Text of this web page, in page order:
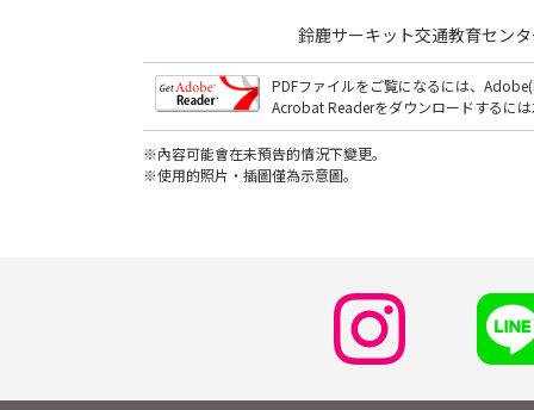
鈴鹿サーキット交通教育セン
PDFファイルをご覧になるには、
Acrobat Readerをダウンロードするに
※內容可能會在未預告的情況下變更。
※使用的照片・插圖僅為示意圖。